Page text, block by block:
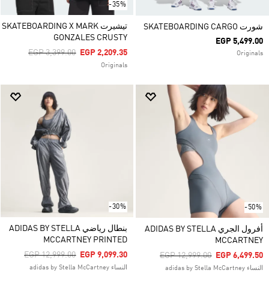
شورت SKATEBOARDING CARGO
EGP 5,499.00
Originals
-35%
تيشيرت SKATEBOARDING X MARK
GONZALES CRUSTY
Price Reduced From
EGP 3,399.00ToEGP 2,209.35
Originals
-50%
أفرول الجري ADIDAS BY STELLA
MCCARTNEY
Price Reduced From
EGP 12,999.00ToEGP 6,499.50
النساء adidas by Stella McCartney
-30%
بنطال رياضي ADIDAS BY STELLA
MCCARTNEY PRINTED
Price Reduced From
EGP 12,999.00ToEGP 9,099.30
النساء adidas by Stella McCartney